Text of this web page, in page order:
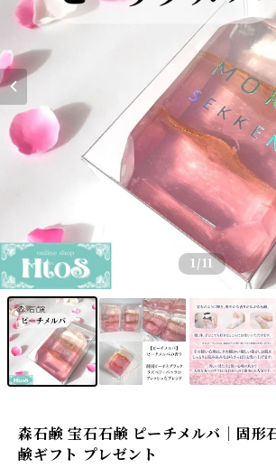
1 /11
森石鹸 宝石石鹸 ピーチメルバ｜固形
鹸ギフト プレゼント